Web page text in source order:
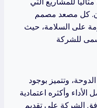
كل مصعد مصمم
على السلامة، حيث
وتتميز بوجود
وأكثره اعتمادية
الشركة على تقديم